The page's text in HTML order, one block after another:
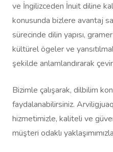
ve İngilizceden İnuit diline
konusunda bizlere avantaj
sürecinde dilin yapısı,
kültürel ögeler ve
şekilde anlamlandırarak
Bizimle çalışarak, dilbilim
faydalanabilirsiniz.
hizmetimizle, kaliteli ve
müşteri odaklı